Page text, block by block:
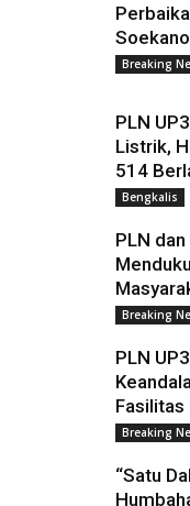
Breaking
PLN
Listrik,
514
Bengkalis
PLN
Breaking
PLN
Fasilitas
Breaking
“Satu